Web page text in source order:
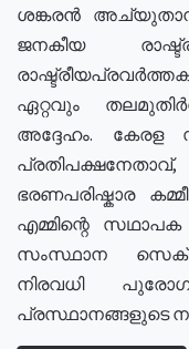
ശങ്കരൻ
ജനകീയ
ഏറ്റവും
അദ്ദേഹം. കേരള
ഭരണപരിഷ്കാര
എമ്മിന്റെ
സംസ്ഥാന
നിരവധി
പ്രസ്ഥാനങ്ങളുടെ